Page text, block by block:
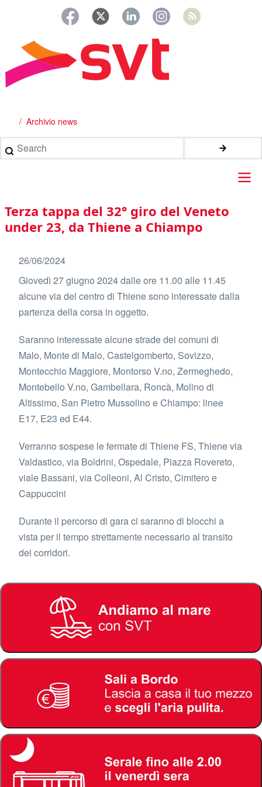
principale
Briciole
di
pane
Archivio news
Search
Main
navigation
Terza tappa del 32° giro del Veneto
under 23, da Thiene a Chiampo
26/06/2024
Giovedì 27 giugno 2024 dalle ore 11.00 alle 11.45
alcune via del centro di Thiene sono interessate dalla
partenza della corsa in oggetto.
Saranno interessate alcune strade dei comuni di
Malo, Monte di Malo, Castelgomberto, Sovizzo,
Montecchio Maggiore, Montorso V.no, Zermeghedo,
Montebello V.no, Gambellara, Roncà, Molino di
Altissimo, San Pietro Mussolino e Chiampo: linee
E17, E23 ed E44.
Verranno sospese le fermate di Thiene FS, Thiene via
Valdastico, via Boldrini, Ospedale, Piazza Rovereto,
viale Bassani, via Colleoni, Al Cristo, Cimitero e
Cappuccini
Durante il percorso di gara ci saranno di blocchi a
vista per il tempo strettamente necessario al transito
dei corridori.